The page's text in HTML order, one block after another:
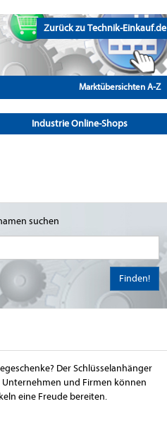
Zurück zu Technik-Einkauf.de
Marktübersichten A-Z
Industrie Online-Shops
suchen
Finden!
Der Schlüsselanhänger
Unternehmen und Firmen können
eine Freude bereiten.